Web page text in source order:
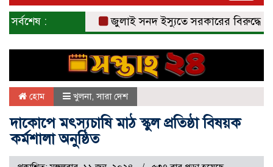
সর্বশেষ : জুলাই সনদ ইস্যুতে সরকারের বিরুদ্ধে
হোম খুলনা,সারা দেশ
দাকোপে মৎস্যচাষি মাঠ স্কুল প্রতিষ্ঠা বিষয়ক
কর্মশালা অনুষ্ঠিত